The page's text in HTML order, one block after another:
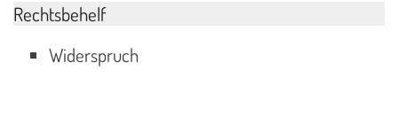
Rechtsbehelf
Widerspruch